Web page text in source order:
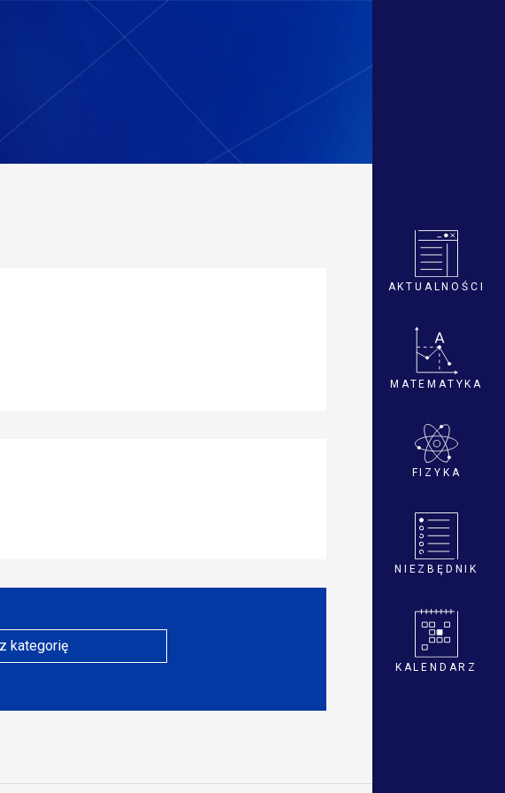
AKTUALNOŚCI
MATEMATYKA
FIZYKA
NIEZBĘDNIK
KALENDARZ